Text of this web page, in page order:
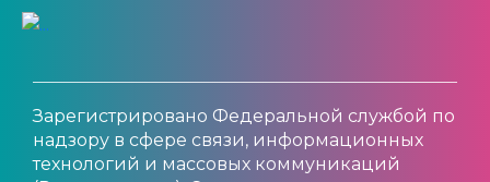
Зарегистрировано Федеральной службой по
надзору в сфере связи, информационных
технологий и массовых коммуникаций